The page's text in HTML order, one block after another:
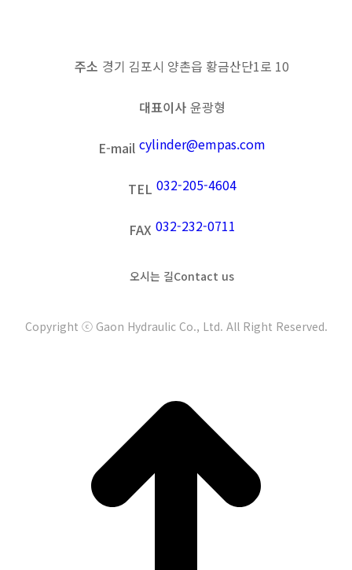
주소 경기 김포시 양촌읍 황금산단1로 10
대표이사 윤광형
E-mail cylinder@empas.com
TEL 032-205-4604
FAX 032-232-0711
오시는 길Contact us
Copyright ⓒ Gaon Hydraulic Co., Ltd. All Right Reserved.